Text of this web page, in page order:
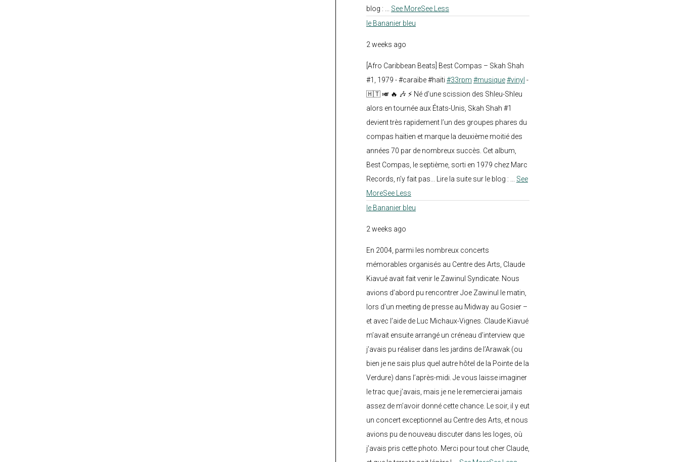
blog :
See MoreSee Less
le Bananier bleu
2 weeks ago
[Afro Caribbean Beats] Best Compas – Skah Shah
#1, 1979 - #caraïbe #haïti #33rpm #musique#vinyl -
🇭🇹 🎺 🔥 🎶 ⚡ Né d’une scission des Shleu-Shleu
alors en tournée aux États-Unis, Skah Shah #1
devient très rapidement l’un des groupes phares du
compas haïtien et marque la deuxième moitié des
années 70 par de nombreux succès. Cet album,
Best Compas, le septième, sorti en 1979 chez Marc
Records, n’y fait pas... Lire la suite sur le blog :
See
MoreSee Less
le Bananier bleu
2 weeks ago
En 2004, parmi les nombreux concerts
mémorables organisés au Centre des Arts, Claude
Kiavué avait fait venir le Zawinul Syndicate. Nous
avions d’abord pu rencontrer Joe Zawinul le matin,
lors d’un meeting de presse au Midway au Gosier –
et avec l’aide de Luc Michaux-Vignes. Claude Kiavué
m’avait ensuite arrangé un créneau d’interview que
j’avais pu réaliser dans les jardins de l’Arawak (ou
bien je ne sais plus quel autre hôtel de la Pointe de la
Verdure) dans l’après-midi. Je vous laisse imaginer
le trac que j’avais, mais je ne le remercierai jamais
assez de m’avoir donné cette chance. Le soir, il y eut
un concert exceptionnel au Centre des Arts, et nous
avions pu de nouveau discuter dans les loges, où
j’avais pris cette photo. Merci pour tout cher Claude,